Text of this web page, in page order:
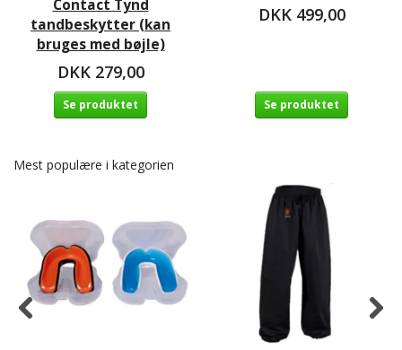
Contact Tynd
tandbeskytter (kan
bruges med bøjle)
DKK 279,00
Se produktet
DKK 499,00
Se produktet
Mest populære i kategorien